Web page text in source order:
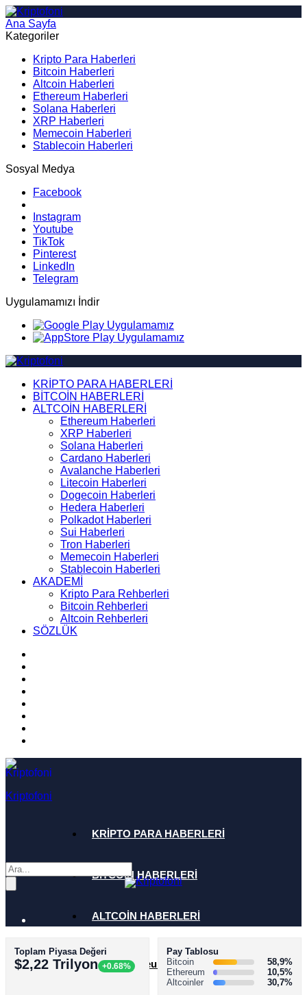
Ana Sayfa
Kategoriler
Kripto Para Haberleri
Bitcoin Haberleri
Altcoin Haberleri
Ethereum Haberleri
Solana Haberleri
XRP Haberleri
Memecoin Haberleri
Stablecoin Haberleri
Sosyal Medya
Facebook
Instagram
Youtube
TikTok
Pinterest
LinkedIn
Telegram
Uygulamamızı İndir
KRİPTO PARA HABERLERİ
BİTCOİN HABERLERİ
ALTCOİN HABERLERİ
Ethereum Haberleri
XRP Haberleri
Solana Haberleri
Cardano Haberleri
Avalanche Haberleri
Litecoin Haberleri
Dogecoin Haberleri
Hedera Haberleri
Polkadot Haberleri
Sui Haberleri
Tron Haberleri
Memecoin Haberleri
Stablecoin Haberleri
AKADEMİ
Kripto Para Rehberleri
Bitcoin Rehberleri
Altcoin Rehberleri
SÖZLÜK
Kriptofoni
KRİPTO PARA HABERLERİ
BİTCOİN HABERLERİ
ALTCOİN HABERLERİ
Ethereum Haberleri
AKADEMİ
Toplam Piyasa Değeri
$2,22 Trilyon +0.68%
Pay Tablosu
Bitcoin
58,9%
Ethereum
10,5%
Altcoinler
30,7%